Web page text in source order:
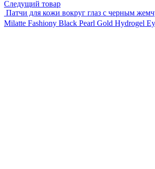
Следущий товар
Патчи для кожи вокруг глаз с черным
Milatte Fashiony Black Pearl Gold Hydrogel